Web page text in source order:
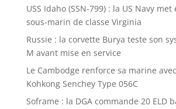
USS Idaho (SSN-799) : la US Navy
sous-marin de classe Virginia
Russie : la corvette Burya teste son
M avant mise en service
Le Cambodge renforce sa marine
Kohkong Senchey Type 056C
Soframe : la DGA commande 20 ELD